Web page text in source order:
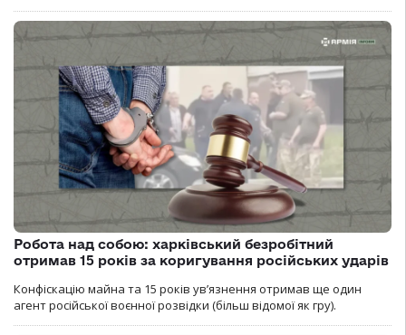
Робота над собою: харківський безробітний
отримав 15 років за коригування російських ударів
Конфіскацію майна та 15 років увʼязнення отримав ще один
агент російської воєнної розвідки (більш відомої як гру).